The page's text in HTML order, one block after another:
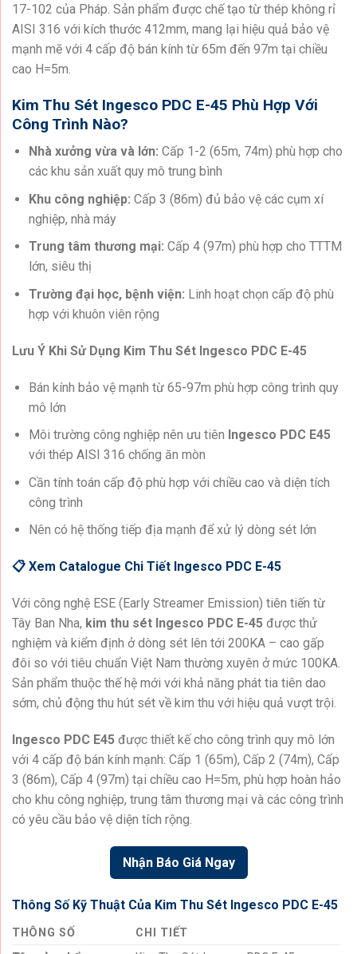
17-102 của Pháp. Sản phẩm được chế tạo từ thép không rỉ
AISI 316 với kích thước 412mm, mang lại hiệu quả bảo vệ
mạnh mẽ với 4 cấp độ bán kính từ 65m đến 97m tại chiều
cao H=5m.
Kim Thu Sét Ingesco PDC E-45 Phù Hợp Với
Công Trình Nào?
Nhà xưởng vừa và lớn: Cấp 1-2 (65m, 74m) phù hợp cho
các khu sản xuất quy mô trung bình
Khu công nghiệp: Cấp 3 (86m) đủ bảo vệ các cụm xí
nghiệp, nhà máy
Trung tâm thương mại: Cấp 4 (97m) phù hợp cho TTTM
lớn, siêu thị
Trường đại học, bệnh viện: Linh hoạt chọn cấp độ phù
hợp với khuôn viên rộng
Lưu Ý Khi Sử Dụng Kim Thu Sét Ingesco PDC E-45
Bán kính bảo vệ mạnh từ 65-97m phù hợp công trình quy
mô lớn
Môi trường công nghiệp nên ưu tiên Ingesco PDC E45
với thép AISI 316 chống ăn mòn
Cần tính toán cấp độ phù hợp với chiều cao và diện tích
công trình
Nên có hệ thống tiếp địa mạnh để xử lý dòng sét lớn
📋 Xem Catalogue Chi Tiết Ingesco PDC E-45
Với công nghệ ESE (Early Streamer Emission) tiên tiến từ
Tây Ban Nha, kim thu sét Ingesco PDC E-45 được thử
nghiệm và kiểm định ở dòng sét lên tới 200KA – cao gấp
đôi so với tiêu chuẩn Việt Nam thường xuyên ở mức 100KA.
Sản phẩm thuộc thế hệ mới với khả năng phát tia tiên dao
sớm, chủ động thu hút sét về kim thu với hiệu quả vượt trội.
Ingesco PDC E45 được thiết kế cho công trình quy mô lớn
với 4 cấp độ bán kính mạnh: Cấp 1 (65m), Cấp 2 (74m), Cấp
3 (86m), Cấp 4 (97m) tại chiều cao H=5m, phù hợp hoàn hảo
cho khu công nghiệp, trung tâm thương mại và các công trình
có yêu cầu bảo vệ diện tích rộng.
Nhận Báo Giá Ngay
Thông Số Kỹ Thuật Của Kim Thu Sét Ingesco PDC E-45
THÔNG SỐ
CHI TIẾT